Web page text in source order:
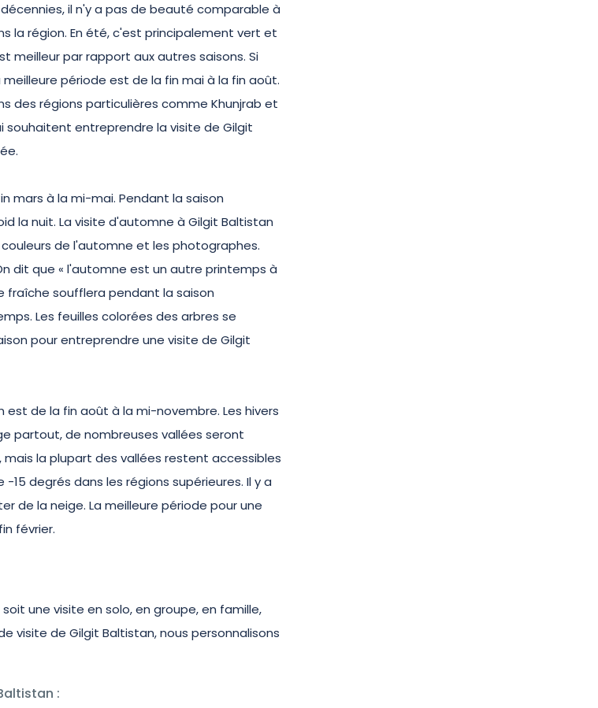
il n'y a pas de beauté comparable à
la région. En été, c'est principalement vert et
meilleur par rapport aux autres saisons. Si
période est de la fin mai à la fin août.
des régions particulières comme Khunjrab et
souhaitent entreprendre la visite de Gilgit
mars à la mi-mai. Pendant la saison
la nuit. La visite d'automne à Gilgit Baltistan
de l'automne et les photographes.
dit que « l'automne est un autre printemps à
fraîche soufflera pendant la saison
Les feuilles colorées des arbres se
pour entreprendre une visite de Gilgit
de la fin août à la mi-novembre. Les hivers
partout, de nombreuses vallées seront
la plupart des vallées restent accessibles
degrés dans les régions supérieures. Il y a
de la neige. La meilleure période pour une
février.
une visite en solo, en groupe, en famille,
visite de Gilgit Baltistan, nous personnalisons
: